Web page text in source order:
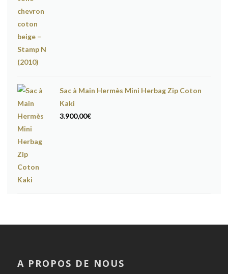
Sac à Main Hermès Mini Herbag Zip Coton
Kaki
3.900,00€
A PROPOS DE NOUS